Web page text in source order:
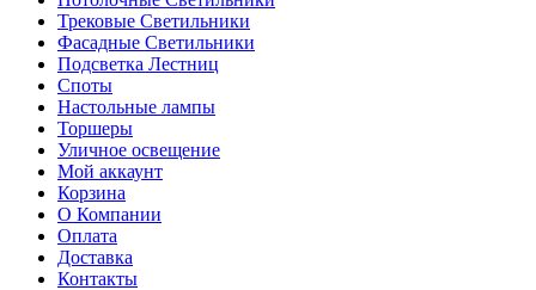
Трековые Светильники
Фасадные Светильники
Подсветка Лестниц
Споты
Настольные лампы
Торшеры
Уличное освещение
Мой аккаунт
Корзина
О Компании
Оплата
Доставка
Контакты